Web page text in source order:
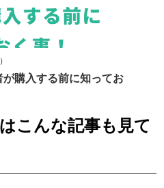
購入する前に知ってお
こんな記事も見て